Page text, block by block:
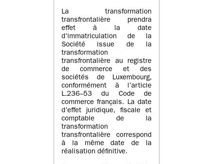
La transformation
transfrontalière prendra
effet à la date
d’immatriculation de la
Société issue de la
transformation
transfrontalière au registre
de commerce et des
sociétés de Luxembourg,
conformément à l’article
L.236–53 du Code de
commerce français. La date
d’effet juridique, fiscale et
comptable de la
transformation
transfrontalière correspond
à la même date de la
réalisation définitive.